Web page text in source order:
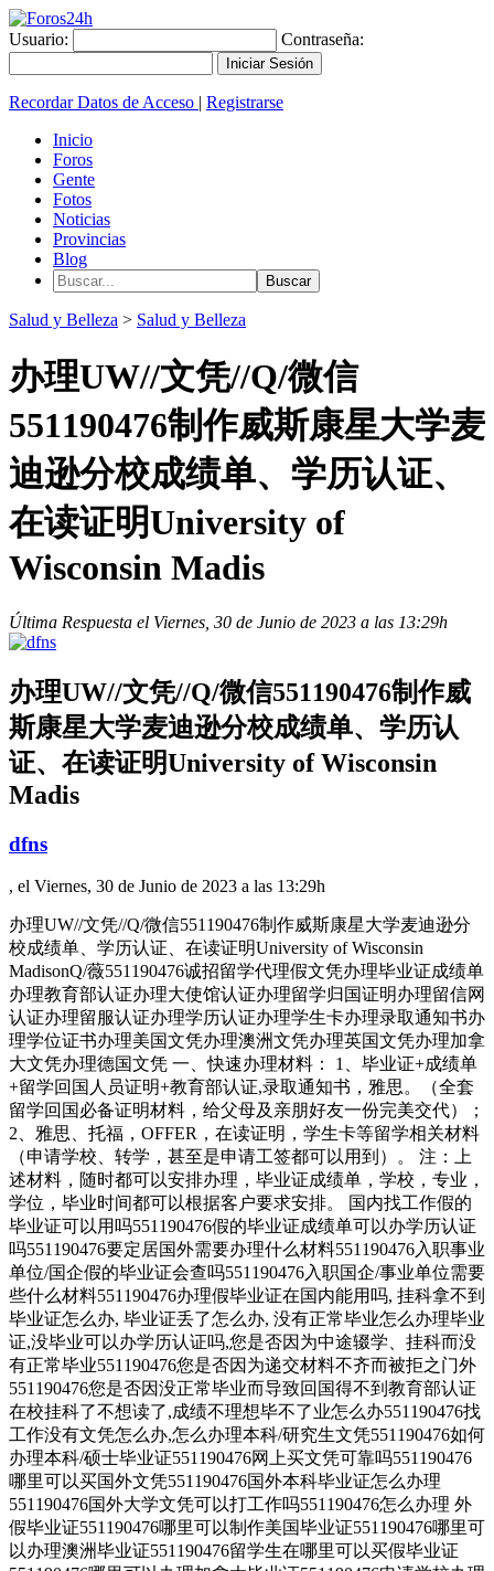
Usuario: Contraseña:
Recordar Datos de Acceso | Registrarse
Inicio
Foros
Gente
Fotos
Noticias
Provincias
Blog
Salud y Belleza > Salud y Belleza
办理UW//文凭//Q/微信
551190476制作威斯康星大学麦
迪逊分校成绩单、学历认证、
在读证明University of
Wisconsin Madis
Última Respuesta el Viernes, 30 de Junio de 2023 a las 13:29h
办理UW//文凭//Q/微信551190476制作威
斯康星大学麦迪逊分校成绩单、学历认
证、在读证明University of Wisconsin
Madis
dfns
, el Viernes, 30 de Junio de 2023 a las 13:29h
办理UW//文凭//Q/微信551190476制作威斯康星大学麦迪逊分
校成绩单、学历认证、在读证明University of Wisconsin
MadisonQ/薇551190476诚招留学代理假文凭办理毕业证成绩单
办理教育部认证办理大使馆认证办理留学归国证明办理留信网
认证办理留服认证办理学历认证办理学生卡办理录取通知书办
理学位证书办理美国文凭办理澳洲文凭办理英国文凭办理加拿
大文凭办理德国文凭 一、快速办理材料： 1、毕业证+成绩单
+留学回国人员证明+教育部认证,录取通知书，雅思。（全套
留学回国必备证明材料，给父母及亲朋好友一份完美交代）；
2、雅思、托福，OFFER，在读证明，学生卡等留学相关材料
（申请学校、转学，甚至是申请工签都可以用到）。 注：上
述材料，随时都可以安排办理，毕业证成绩单，学校，专业，
学位，毕业时间都可以根据客户要求安排。 国内找工作假的
毕业证可以用吗551190476假的毕业证成绩单可以办学历认证
吗551190476要定居国外需要办理什么材料551190476入职事业
单位/国企假的毕业证会查吗551190476入职国企/事业单位需要
些什么材料551190476办理假毕业证在国内能用吗, 挂科拿不到
毕业证怎么办, 毕业证丢了怎么办, 没有正常毕业怎么办理毕业
证,没毕业可以办学历认证吗,您是否因为中途辍学、挂科而没
有正常毕业551190476您是否因为递交材料不齐而被拒之门外
551190476您是否因没正常毕业而导致回国得不到教育部认证
在校挂科了不想读了,成绩不理想毕不了业怎么办551190476找
工作没有文凭怎么办,怎么办理本科/研究生文凭551190476如何
办理本科/硕士毕业证551190476网上买文凭可靠吗551190476
哪里可以买国外文凭551190476国外本科毕业证怎么办理
551190476国外大学文凭可以打工作吗551190476怎么办理 外
假毕业证551190476哪里可以制作美国毕业证551190476哪里可
以办理澳洲毕业证551190476留学生在哪里可以买假毕业证